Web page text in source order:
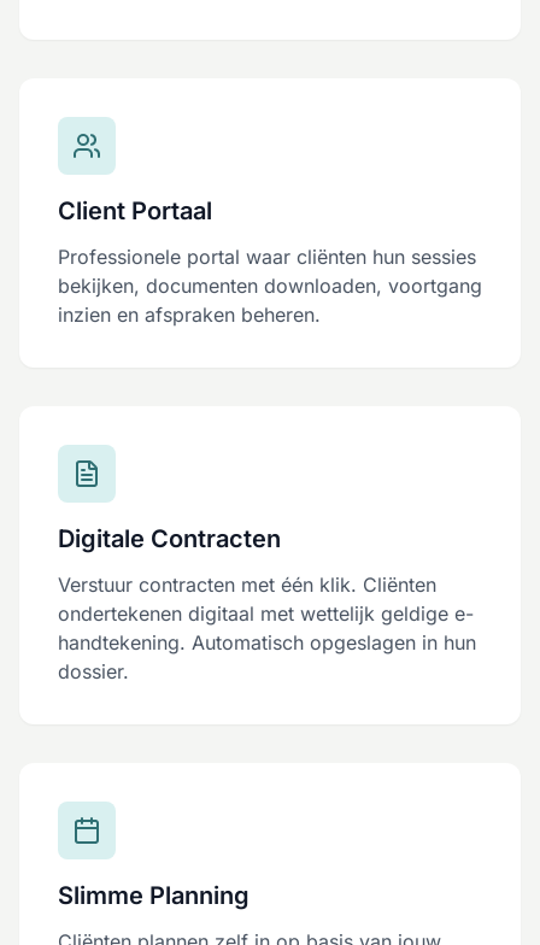
Client Portaal
Professionele portal waar cliënten hun sessies
bekijken, documenten downloaden, voortgang
inzien en afspraken beheren.
Digitale Contracten
Verstuur contracten met één klik. Cliënten
ondertekenen digitaal met wettelijk geldige e-
handtekening. Automatisch opgeslagen in hun
dossier.
Slimme Planning